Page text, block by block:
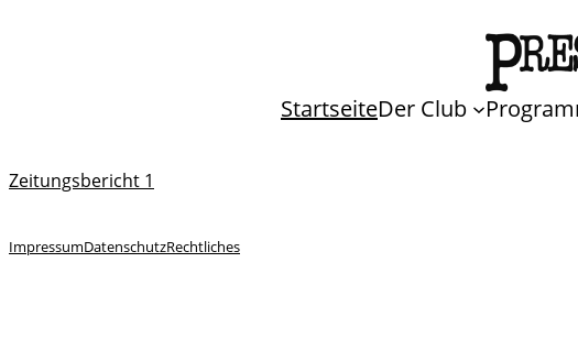
StartseiteDer Club
Zeitungsbericht 1
ImpressumDatenschutzRechtliches